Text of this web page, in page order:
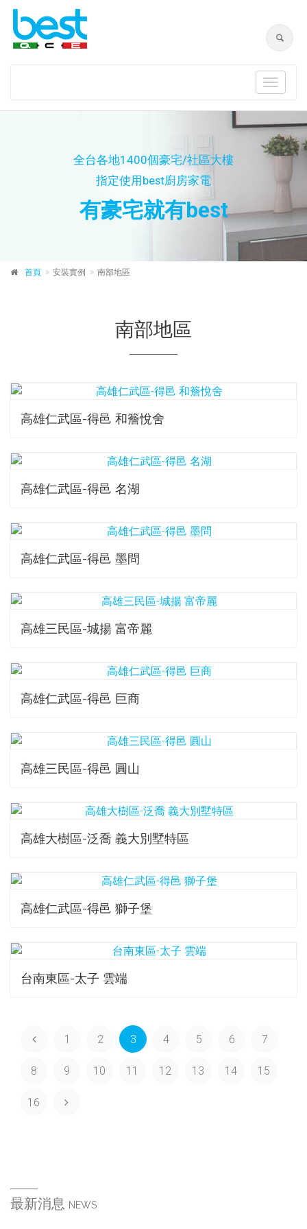
Toggle
全台各地1400個豪宅/社區大樓
指定使用best廚房家電
有豪宅就有best
首頁 安裝實例 南部地區
南部地區
高雄仁武區-得邑 和簷悅舍
高雄仁武區-得邑 名湖
高雄仁武區-得邑 墨問
高雄三民區-城揚 富帝麗
高雄仁武區-得邑 巨商
高雄三民區-得邑 圓山
高雄大樹區-泛喬 義大別墅特區
高雄仁武區-得邑 獅子堡
台南東區-太子 雲端
1 2 3 4 5 6 7
8 9 10 11 12 13 14 15
16
最新消息 NEWS